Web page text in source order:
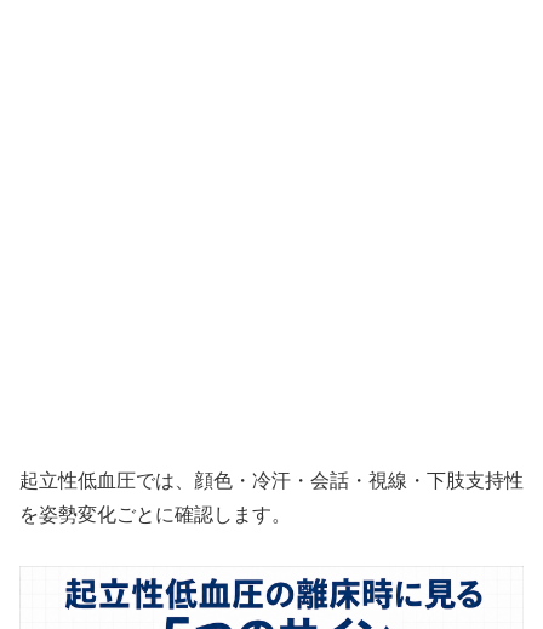
起立性低血圧では、顔色・冷汗・会話・視線・下肢支持性
を姿勢変化ごとに確認します。